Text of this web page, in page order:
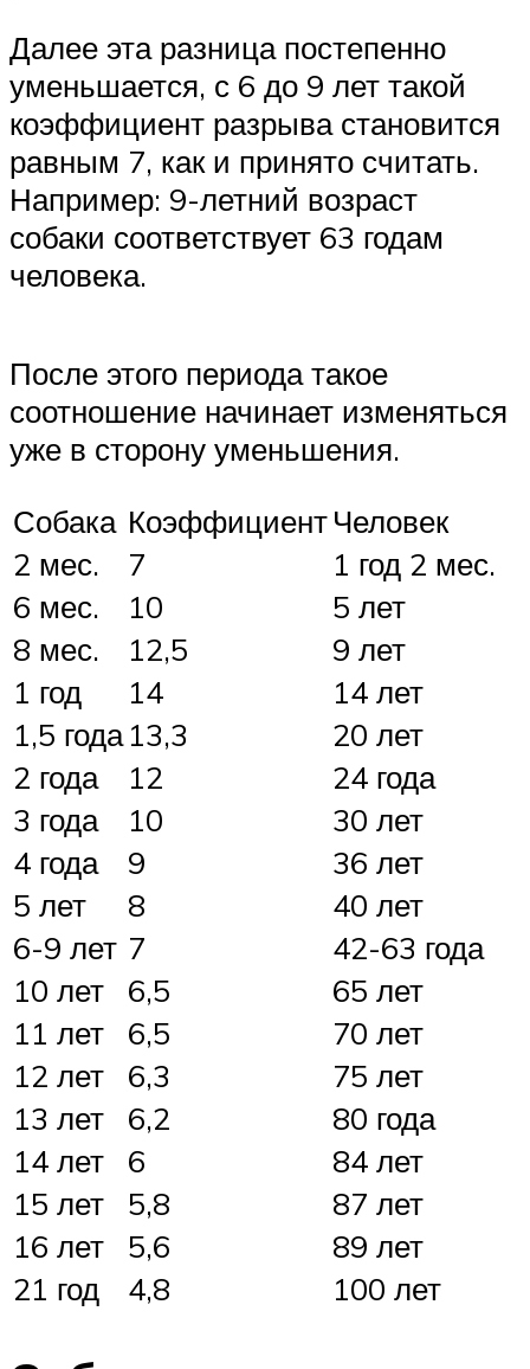
Далее эта разница постепенно
уменьшается, с 6 до 9 лет такой
коэффициент разрыва становится
равным 7, как и принято считать.
Например: 9-летний возраст
собаки соответствует 63 годам
человека.
После этого периода такое
соотношение начинает изменяться
уже в сторону уменьшения.
Собака КоэффициентЧеловек
2 мес.
7
1 год 2 мес.
6 мес.
10
5 лет
8 мес.
12,5
9 лет
1 год
14
14 лет
1,5 года 13,3
20 лет
2 года
12
24 года
3 года
10
30 лет
4 года
9
36 лет
5 лет
8
40 лет
6-9 лет 7
42-63 года
10 лет
6,5
65 лет
11 лет
6,5
70 лет
12 лет
6,3
75 лет
13 лет
6,2
80 года
14 лет
6
84 лет
15 лет
5,8
87 лет
16 лет
5,6
89 лет
21 год
4,8 100 лет